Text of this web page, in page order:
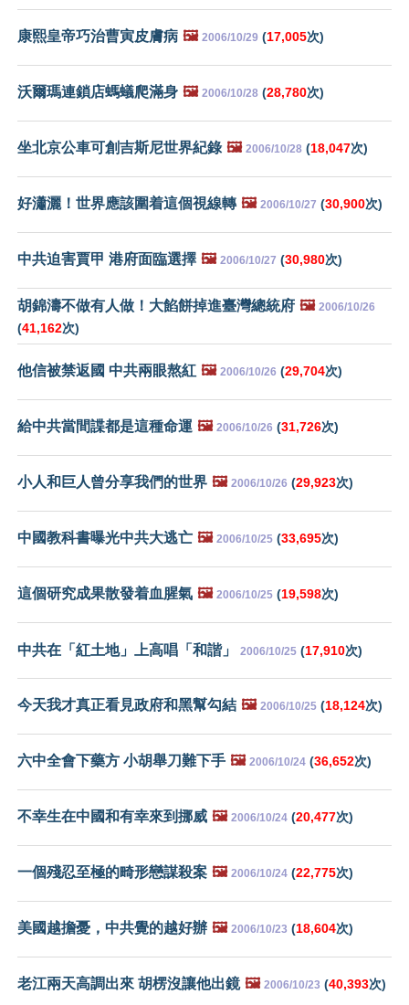
康熙皇帝巧治曹寅皮膚病 🖼️ 2006/10/29 (17,005次)
沃爾瑪連鎖店螞蟻爬滿身 🖼️ 2006/10/28 (28,780次)
坐北京公車可創吉斯尼世界紀錄 🖼️ 2006/10/28 (18,047次)
好瀟灑！世界應該圍着這個視線轉 🖼️ 2006/10/27 (30,900次)
中共迫害賈甲 港府面臨選擇 🖼️ 2006/10/27 (30,980次)
胡錦濤不做有人做！大餡餅掉進臺灣總統府 🖼️ 2006/10/26
(41,162次)
他信被禁返國 中共兩眼熬紅 🖼️ 2006/10/26 (29,704次)
給中共當間諜都是這種命運 🖼️ 2006/10/26 (31,726次)
小人和巨人曾分享我們的世界 🖼️ 2006/10/26 (29,923次)
中國教科書曝光中共大逃亡 🖼️ 2006/10/25 (33,695次)
這個研究成果散發着血腥氣 🖼️ 2006/10/25 (19,598次)
中共在「紅土地」上高唱「和諧」 2006/10/25 (17,910次)
今天我才真正看見政府和黑幫勾結 🖼️ 2006/10/25 (18,124次)
六中全會下藥方 小胡舉刀難下手 🖼️ 2006/10/24 (36,652次)
不幸生在中國和有幸來到挪威 🖼️ 2006/10/24 (20,477次)
一個殘忍至極的畸形戀謀殺案 🖼️ 2006/10/24 (22,775次)
美國越擔憂，中共覺的越好辦 🖼️ 2006/10/23 (18,604次)
老江兩天高調出來 胡楞沒讓他出鏡 🖼️ 2006/10/23 (40,393次)